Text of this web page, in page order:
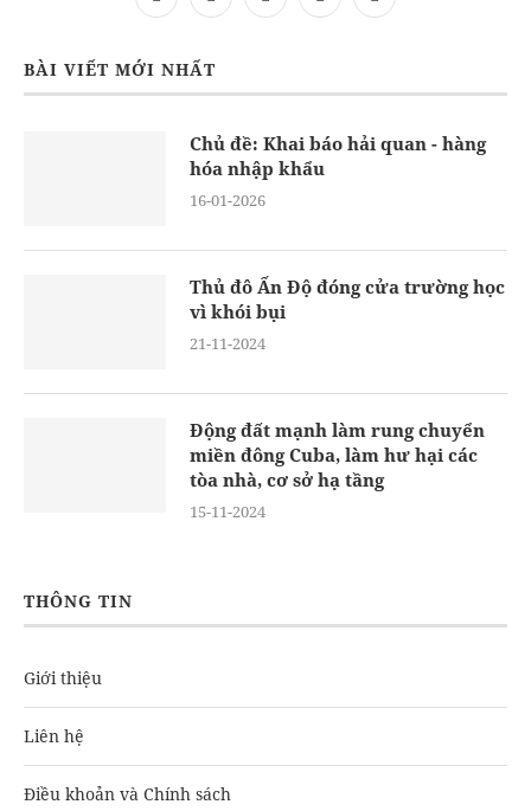
BÀI VIẾT MỚI NHẤT
Chủ đề: Khai báo hải quan - hàng
hóa nhập khẩu
16-01-2026
Thủ đô Ấn Độ đóng cửa trường học
vì khói bụi
21-11-2024
Động đất mạnh làm rung chuyển
miền đông Cuba, làm hư hại các
tòa nhà, cơ sở hạ tầng
15-11-2024
THÔNG TIN
Giới thiệu
Liên hệ
Điều khoản và Chính sách